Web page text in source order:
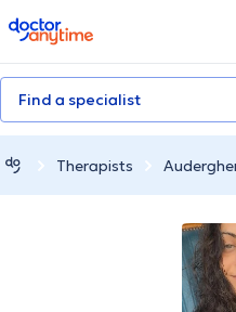
doctoranytime
Find a specialist
Therapists